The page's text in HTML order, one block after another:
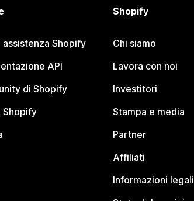
assistenza Shopify
API
di Shopify
Shopify
Shopify
Chi siamo
Lavora con noi
Investitori
Stampa e media
Partner
Affiliati
Informazioni legali